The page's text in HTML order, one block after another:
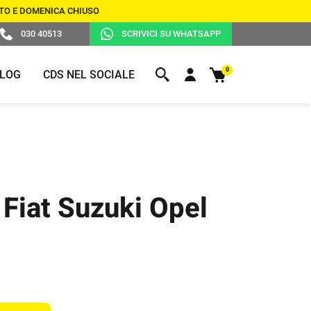
E DOMENICA CHIUSO
030 40513 SCRIVICI SU WHATSAPP
SELF CHECK-IN PER ALBERGHI,
APPARTAMENTI, B&B E
CDS NEL SOCIALE 0
Suzuki Opel